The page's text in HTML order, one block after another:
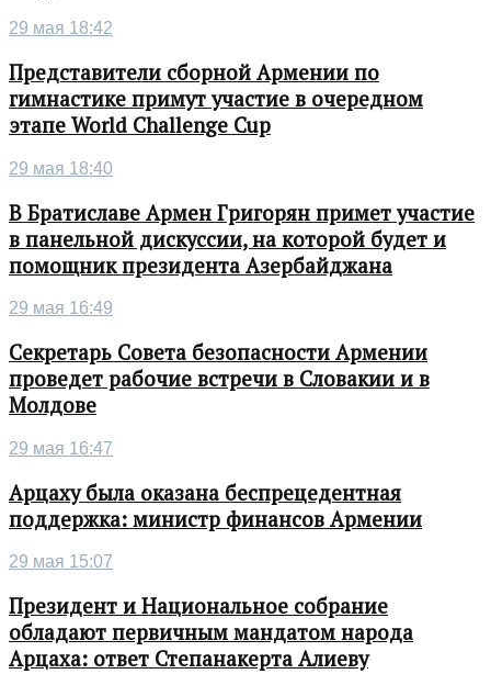
29 мая 18:42
Представители сборной Армении по
гимнастике примут участие в очередном
этапе World Challenge Cup
29 мая 18:40
В Братиславе Армен Григорян примет участие
в панельной дискуссии, на которой будет и
помощник президента Азербайджана
29 мая 16:49
Секретарь Совета безопасности Армении
проведет рабочие встречи в Словакии и в
Молдове
29 мая 16:47
Арцаху была оказана беспрецедентная
поддержка: министр финансов Армении
29 мая 15:07
Президент и Национальное собрание
обладают первичным мандатом народа
Арцаха: ответ Степанакерта Алиеву